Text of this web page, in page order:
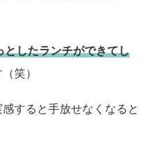
としたランチができてし
笑）
すると手放せなくなると